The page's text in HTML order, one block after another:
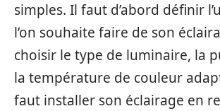
simples. Il faut d’abord définir
l’on souhaite faire de son
choisir le type de luminaire, la
la température de couleur
faut installer son éclairage en